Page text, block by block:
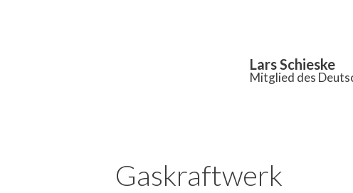
Lars Schieske
Mitglied des
Gaskraftwerk